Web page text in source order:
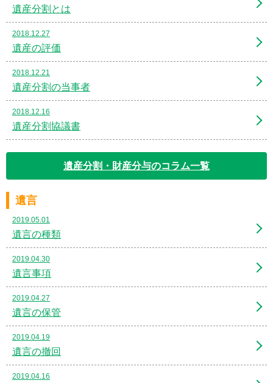
遺産分割とは
2018.12.27
遺産の評価
2018.12.21
遺産分割の当事者
2018.12.16
遺産分割協議書
遺産分割・財産分与のコラム一覧
遺言
2019.05.01
遺言の種類
2019.04.30
遺言事項
2019.04.27
遺言の保管
2019.04.19
遺言の撤回
2019.04.16